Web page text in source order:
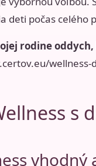
deti počas celého
rodine
wellness-
s
vhodný